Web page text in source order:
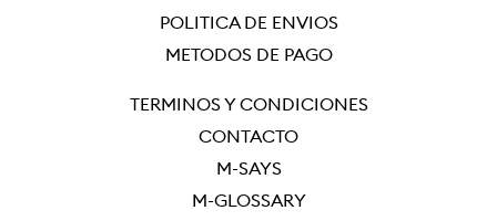
POLÍTICA DE ENVÍOS
MÉTODOS DE PAGO
TÉRMINOS Y CONDICIONES
CONTACTO
M-SAYS
M-GLOSSARY